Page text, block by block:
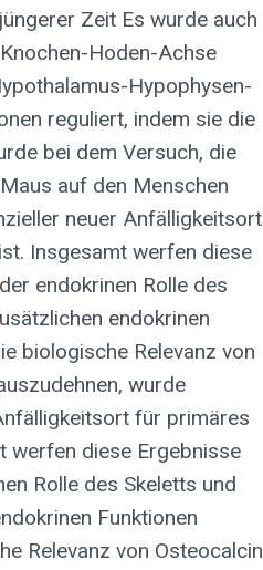
Zeit Es wurde auch
Hoden-Achse
Hypophysen-
reguliert, indem sie die
bei dem Versuch, die
auf den Menschen
neuer Anfälligkeitsort
Insgesamt werfen diese
endokrinen Rolle des
endokrinen
biologische Relevanz von
wurde
für primäres
werfen diese Ergebnisse
Rolle des Skeletts und
Funktionen
Relevanz von Osteocalcin